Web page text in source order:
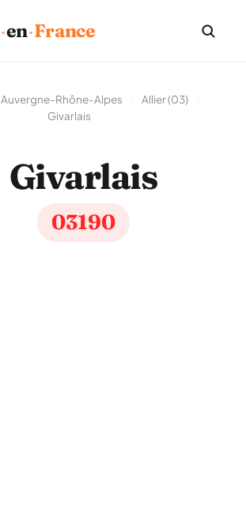
·en·France
Auvergne-Rhône-Alpes Allier (03)
Givarlais
Givarlais
03190